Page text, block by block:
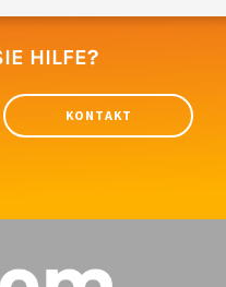
HILFE?
KONTAKT